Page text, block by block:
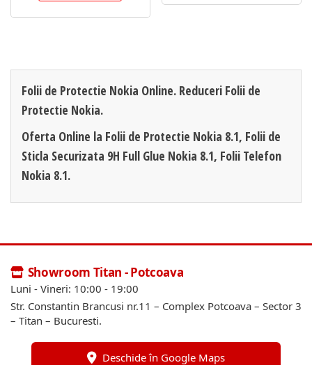
Folii de Protectie Nokia Online. Reduceri Folii de
Protectie Nokia.
Oferta Online la Folii de Protectie Nokia 8.1, Folii de
Sticla Securizata 9H Full Glue Nokia 8.1, Folii Telefon
Nokia 8.1.
Showroom Titan - Potcoava
Luni - Vineri: 10:00 - 19:00
Str. Constantin Brancusi nr.11 – Complex Potcoava – Sector 3
– Titan – Bucuresti.
Deschide în Google Maps